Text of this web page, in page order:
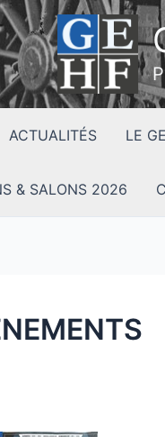
ACTUALITÉS LE
& SALONS 2026